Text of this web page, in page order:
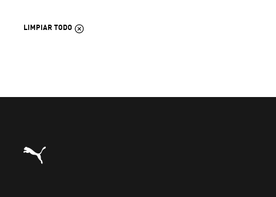
LIMPIAR TODO